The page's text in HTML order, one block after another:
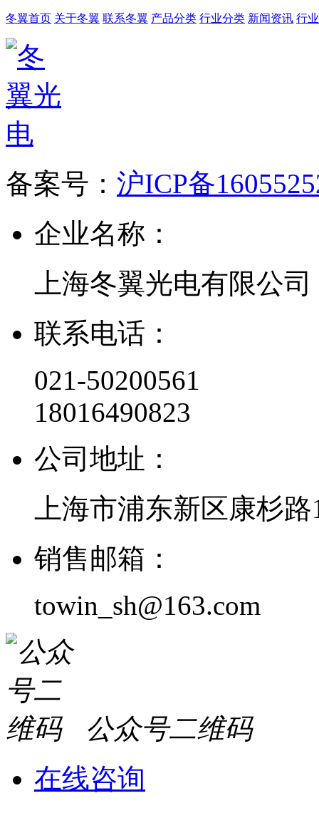
冬翼首页 关于冬翼 联系冬翼 产品分类 行业分类 新闻资讯 行
备案号： 沪ICP备
企业名称：
上海冬翼光电有限公司
联系电话：
021-50200561
18016490823
公司地址：
上海市浦东新区康杉
销售邮箱：
towin_sh@163.com
公众号二维码
在线咨询